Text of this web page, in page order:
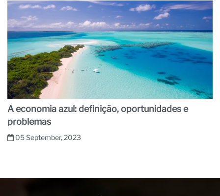
A economia azul: definição, oportunidades e
problemas
05 September, 2023